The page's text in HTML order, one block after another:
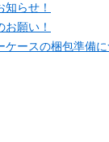
らせ！
願い！
ケースの梱包準備